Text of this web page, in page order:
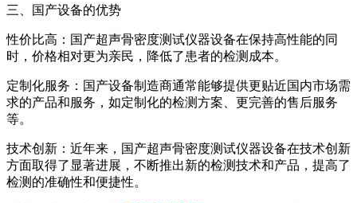
三、国产设备的优势
性价比高：国产超声骨密度测试仪器设备在保持高性能的同
时，价格相对更为亲民，降低了患者的检测成本。
定制化服务：国产设备制造商通常能够提供更贴近国内市场需
求的产品和服务，如定制化的检测方案、更完善的售后服务
等。
技术创新：近年来，国产超声骨密度测试仪器设备在技术创新
方面取得了显著进展，不断推出新的检测技术和产品，提高了
检测的准确性和便捷性。